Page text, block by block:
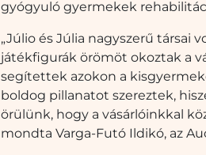
gyógyuló gyermekek
„Júlio és Júlia nagyszerű társai
játékfigurák örömöt okoztak a
segítettek azokon a
boldog pillanatot szereztek,
örülünk, hogy a vásárlóinkkal
mondta Varga-Futó Ildikó, az